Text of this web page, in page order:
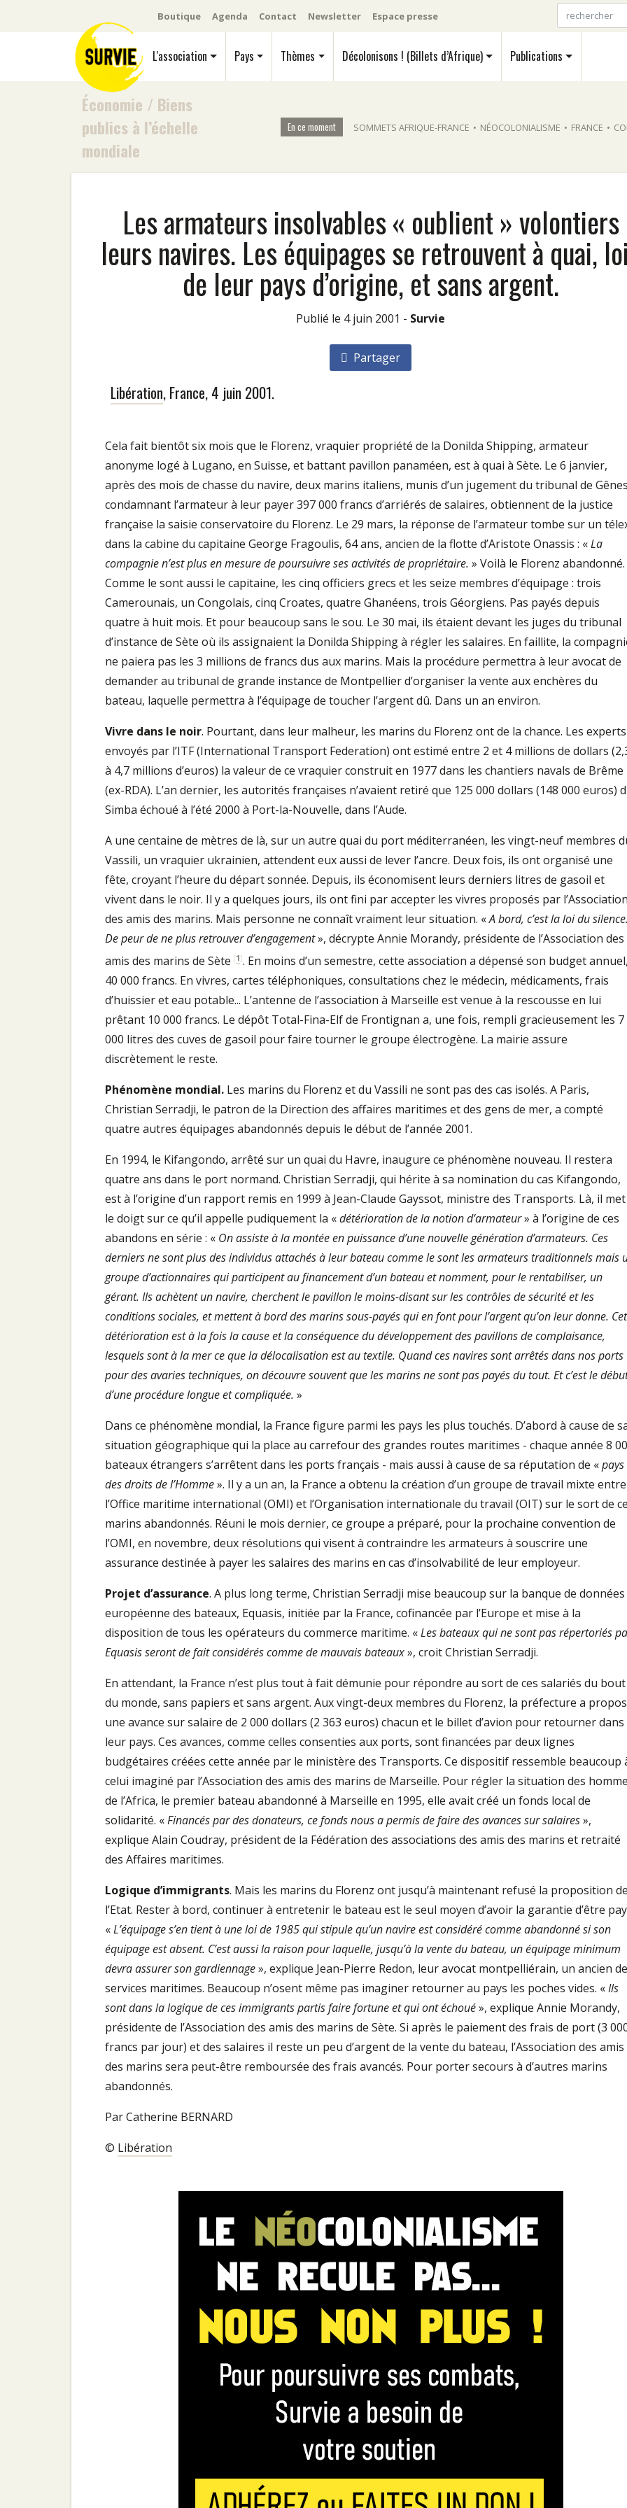
Boutique Agenda Contact Newsletter Espace presse
L'association Pays Thèmes Décolonisons ! (Billets d’Afrique) Publications
Économie / Biens
publics à l’échelle
mondiale
En ce moment SOMMETS AFRIQUE-FRANCE • NÉOCOLONIALISME • FRANCE •
Les armateurs insolvables « oublient » volontiers
leurs navires. Les équipages se retrouvent à quai,
de leur pays d’origine, et sans argent.
Publié le 4 juin 2001 - Survie
Partager
Libération, France, 4 juin 2001.
Cela fait bientôt six mois que le Florenz, vraquier propriété de la Donilda Shipping, armateur
anonyme logé à Lugano, en Suisse, et battant pavillon panaméen, est à quai à Sète. Le 6 janvier,
après des mois de chasse du navire, deux marins italiens, munis d’un jugement du tribunal de
condamnant l’armateur à leur payer 397 000 francs d’arriérés de salaires, obtiennent de la justice
française la saisie conservatoire du Florenz. Le 29 mars, la réponse de l’armateur tombe sur un
dans la cabine du capitaine George Fragoulis, 64 ans, ancien de la flotte d’Aristote Onassis : «La
compagnie n’est plus en mesure de poursuivre ses activités de propriétaire. » Voilà le Florenz abandonné.
Comme le sont aussi le capitaine, les cinq officiers grecs et les seize membres d’équipage : trois
Camerounais, un Congolais, cinq Croates, quatre Ghanéens, trois Géorgiens. Pas payés depuis
quatre à huit mois. Et pour beaucoup sans le sou. Le 30 mai, ils étaient devant les juges du tribunal
d’instance de Sète où ils assignaient la Donilda Shipping à régler les salaires. En faillite, la
ne paiera pas les 3 millions de francs dus aux marins. Mais la procédure permettra à leur avocat de
demander au tribunal de grande instance de Montpellier d’organiser la vente aux enchères du
bateau, laquelle permettra à l’équipage de toucher l’argent dû. Dans un an environ.
Vivre dans le noir. Pourtant, dans leur malheur, les marins du Florenz ont de la chance. Les experts
envoyés par l’ITF (International Transport Federation) ont estimé entre 2 et 4 millions de dollars
à 4,7 millions d’euros) la valeur de ce vraquier construit en 1977 dans les chantiers navals de Brême
(ex-RDA). L’an dernier, les autorités françaises n’avaient retiré que 125 000 dollars (148 000 euros)
Simba échoué à l’été 2000 à Port-la-Nouvelle, dans l’Aude.
A une centaine de mètres de là, sur un autre quai du port méditerranéen, les vingt-neuf membres
Vassili, un vraquier ukrainien, attendent eux aussi de lever l’ancre. Deux fois, ils ont organisé une
fête, croyant l’heure du départ sonnée. Depuis, ils économisent leurs derniers litres de gasoil et
vivent dans le noir. Il y a quelques jours, ils ont fini par accepter les vivres proposés par
des amis des marins. Mais personne ne connaît vraiment leur situation. «A bord, c’est la loi du
De peur de ne plus retrouver d’engagement», décrypte Annie Morandy, présidente de l’Association des
amis des marins de Sète [1]. En moins d’un semestre, cette association a dépensé son budget
40 000 francs. En vivres, cartes téléphoniques, consultations chez le médecin, médicaments, frais
d’huissier et eau potable... L’antenne de l’association à Marseille est venue à la rescousse en lui
prêtant 10 000 francs. Le dépôt Total-Fina-Elf de Frontignan a, une fois, rempli gracieusement les 7
000 litres des cuves de gasoil pour faire tourner le groupe électrogène. La mairie assure
discrètement le reste.
Phénomène mondial. Les marins du Florenz et du Vassili ne sont pas des cas isolés. A Paris,
Christian Serradji, le patron de la Direction des affaires maritimes et des gens de mer, a compté
quatre autres équipages abandonnés depuis le début de l’année 2001.
En 1994, le Kifangondo, arrêté sur un quai du Havre, inaugure ce phénomène nouveau. Il restera
quatre ans dans le port normand. Christian Serradji, qui hérite à sa nomination du cas Kifangondo,
est à l’origine d’un rapport remis en 1999 à Jean-Claude Gayssot, ministre des Transports. Là, il met
le doigt sur ce qu’il appelle pudiquement la «détérioration de la notion d’armateur» à l’origine de ces
abandons en série : « On assiste à la montée en puissance d’une nouvelle génération d’armateurs. Ces
derniers ne sont plus des individus attachés à leur bateau comme le sont les armateurs traditionnels mais
groupe d’actionnaires qui participent au financement d’un bateau et nomment, pour le rentabiliser, un
gérant. Ils achètent un navire, cherchent le pavillon le moins-disant sur les contrôles de sécurité et les
conditions sociales, et mettent à bord des marins sous-payés qui en font pour l’argent qu’on leur donne.
détérioration est à la fois la cause et la conséquence du développement des pavillons de complaisance,
lesquels sont à la mer ce que la délocalisation est au textile. Quand ces navires sont arrêtés dans nos ports
pour des avaries techniques, on découvre souvent que les marins ne sont pas payés du tout. Et c’est le
d’une procédure longue et compliquée. »
Dans ce phénomène mondial, la France figure parmi les pays les plus touchés. D’abord à cause de
situation géographique qui la place au carrefour des grandes routes maritimes - chaque année 8
bateaux étrangers s’arrêtent dans les ports français - mais aussi à cause de sa réputation de «pays
des droits de l’Homme». Il y a un an, la France a obtenu la création d’un groupe de travail mixte entre
l’Office maritime international (OMI) et l’Organisation internationale du travail (OIT) sur le sort de
marins abandonnés. Réuni le mois dernier, ce groupe a préparé, pour la prochaine convention de
l’OMI, en novembre, deux résolutions qui visent à contraindre les armateurs à souscrire une
assurance destinée à payer les salaires des marins en cas d’insolvabilité de leur employeur.
Projet d’assurance. A plus long terme, Christian Serradji mise beaucoup sur la banque de données
européenne des bateaux, Equasis, initiée par la France, cofinancée par l’Europe et mise à la
disposition de tous les opérateurs du commerce maritime. «Les bateaux qui ne sont pas répertoriés
Equasis seront de fait considérés comme de mauvais bateaux», croit Christian Serradji.
En attendant, la France n’est plus tout à fait démunie pour répondre au sort de ces salariés du bout
du monde, sans papiers et sans argent. Aux vingt-deux membres du Florenz, la préfecture a
une avance sur salaire de 2 000 dollars (2 363 euros) chacun et le billet d’avion pour retourner dans
leur pays. Ces avances, comme celles consenties aux ports, sont financées par deux lignes
budgétaires créées cette année par le ministère des Transports. Ce dispositif ressemble beaucoup
celui imaginé par l’Association des amis des marins de Marseille. Pour régler la situation des
de l’Africa, le premier bateau abandonné à Marseille en 1995, elle avait créé un fonds local de
solidarité. «Financés par des donateurs, ce fonds nous a permis de faire des avances sur salaires»,
explique Alain Coudray, président de la Fédération des associations des amis des marins et retraité
des Affaires maritimes.
Logique d’immigrants. Mais les marins du Florenz ont jusqu’à maintenant refusé la proposition
l’Etat. Rester à bord, continuer à entretenir le bateau est le seul moyen d’avoir la garantie d’être
«L’équipage s’en tient à une loi de 1985 qui stipule qu’un navire est considéré comme abandonné si son
équipage est absent. C’est aussi la raison pour laquelle, jusqu’à la vente du bateau, un équipage minimum
devra assurer son gardiennage», explique Jean-Pierre Redon, leur avocat montpelliérain, un ancien
services maritimes. Beaucoup n’osent même pas imaginer retourner au pays les poches vides. «Ils
sont dans la logique de ces immigrants partis faire fortune et qui ont échoué», explique Annie Morandy,
présidente de l’Association des amis des marins de Sète. Si après le paiement des frais de port (3
francs par jour) et des salaires il reste un peu d’argent de la vente du bateau, l’Association des amis
des marins sera peut-être remboursée des frais avancés. Pour porter secours à d’autres marins
abandonnés.
Par Catherine BERNARD
© Libération